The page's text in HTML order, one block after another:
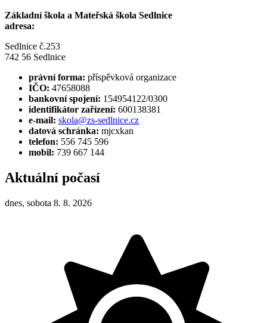
Základní škola a Mateřská škola Sedlnice
adresa:
Sedlnice č.253
742 56 Sedlnice
právní forma: příspěvková organizace
IČO: 47658088
bankovní spojení: 154954122/0300
identifikátor zařízení: 600138381
e-mail: skola@zs-sedlnice.cz
datová schránka: mjcxkan
telefon: 556 745 596
mobil: 739 667 144
Aktuální počasí
dnes, sobota 8. 8. 2026